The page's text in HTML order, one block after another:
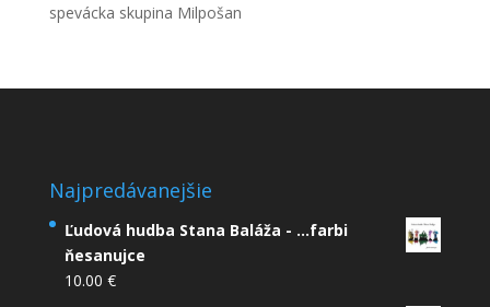
spevácka skupina Milpošan
Najpredávanejšie
Ľudová hudba Stana Baláža - ...farbi
ňesanujce
10.00 €